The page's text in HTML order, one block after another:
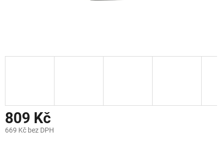
809 Kč
669 Kč bez DPH